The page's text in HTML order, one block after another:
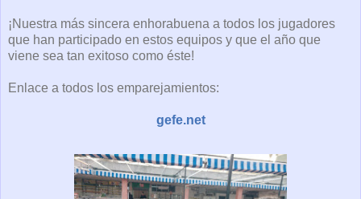
¡Nuestra más sincera enhorabuena a todos los jugadores
que han participado en estos equipos y que el año que
viene sea tan exitoso como éste!
Enlace a todos los emparejamientos:
gefe.net